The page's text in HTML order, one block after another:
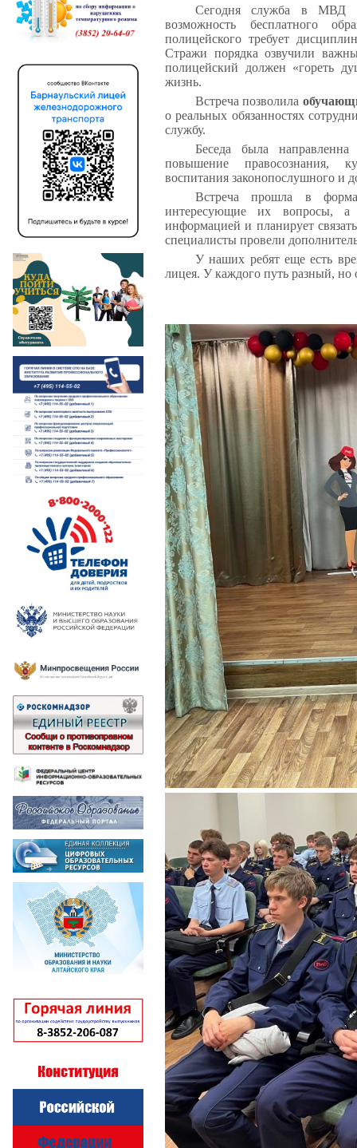
Сегодня служба в МВД -
возможность бесплатного
полицейского требует
Стражи порядка озвучили
полицейский должен «гореть
жизнь.
Встреча позволила
о реальных обязанностях
службу.
Беседа была
повышение правосознания,
воспитания законопослушного и
Встреча прошла в
интересующие их вопросы, а
информацией и планирует
специалисты провели
У наших ребят еще есть
лицея. У каждого путь разный,